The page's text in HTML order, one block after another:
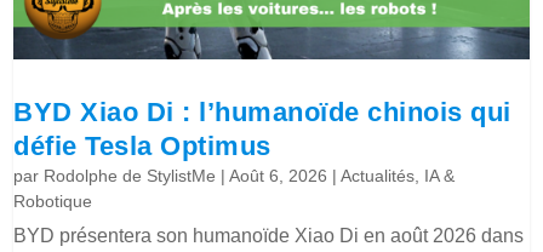
BYD Xiao Di : l’humanoïde chinois qui
défie Tesla Optimus
par Rodolphe de StylistMe |Août 6, 2026 |Actualités IA &
Robotique
BYD présentera son humanoïde Xiao Di en août 2026 dans